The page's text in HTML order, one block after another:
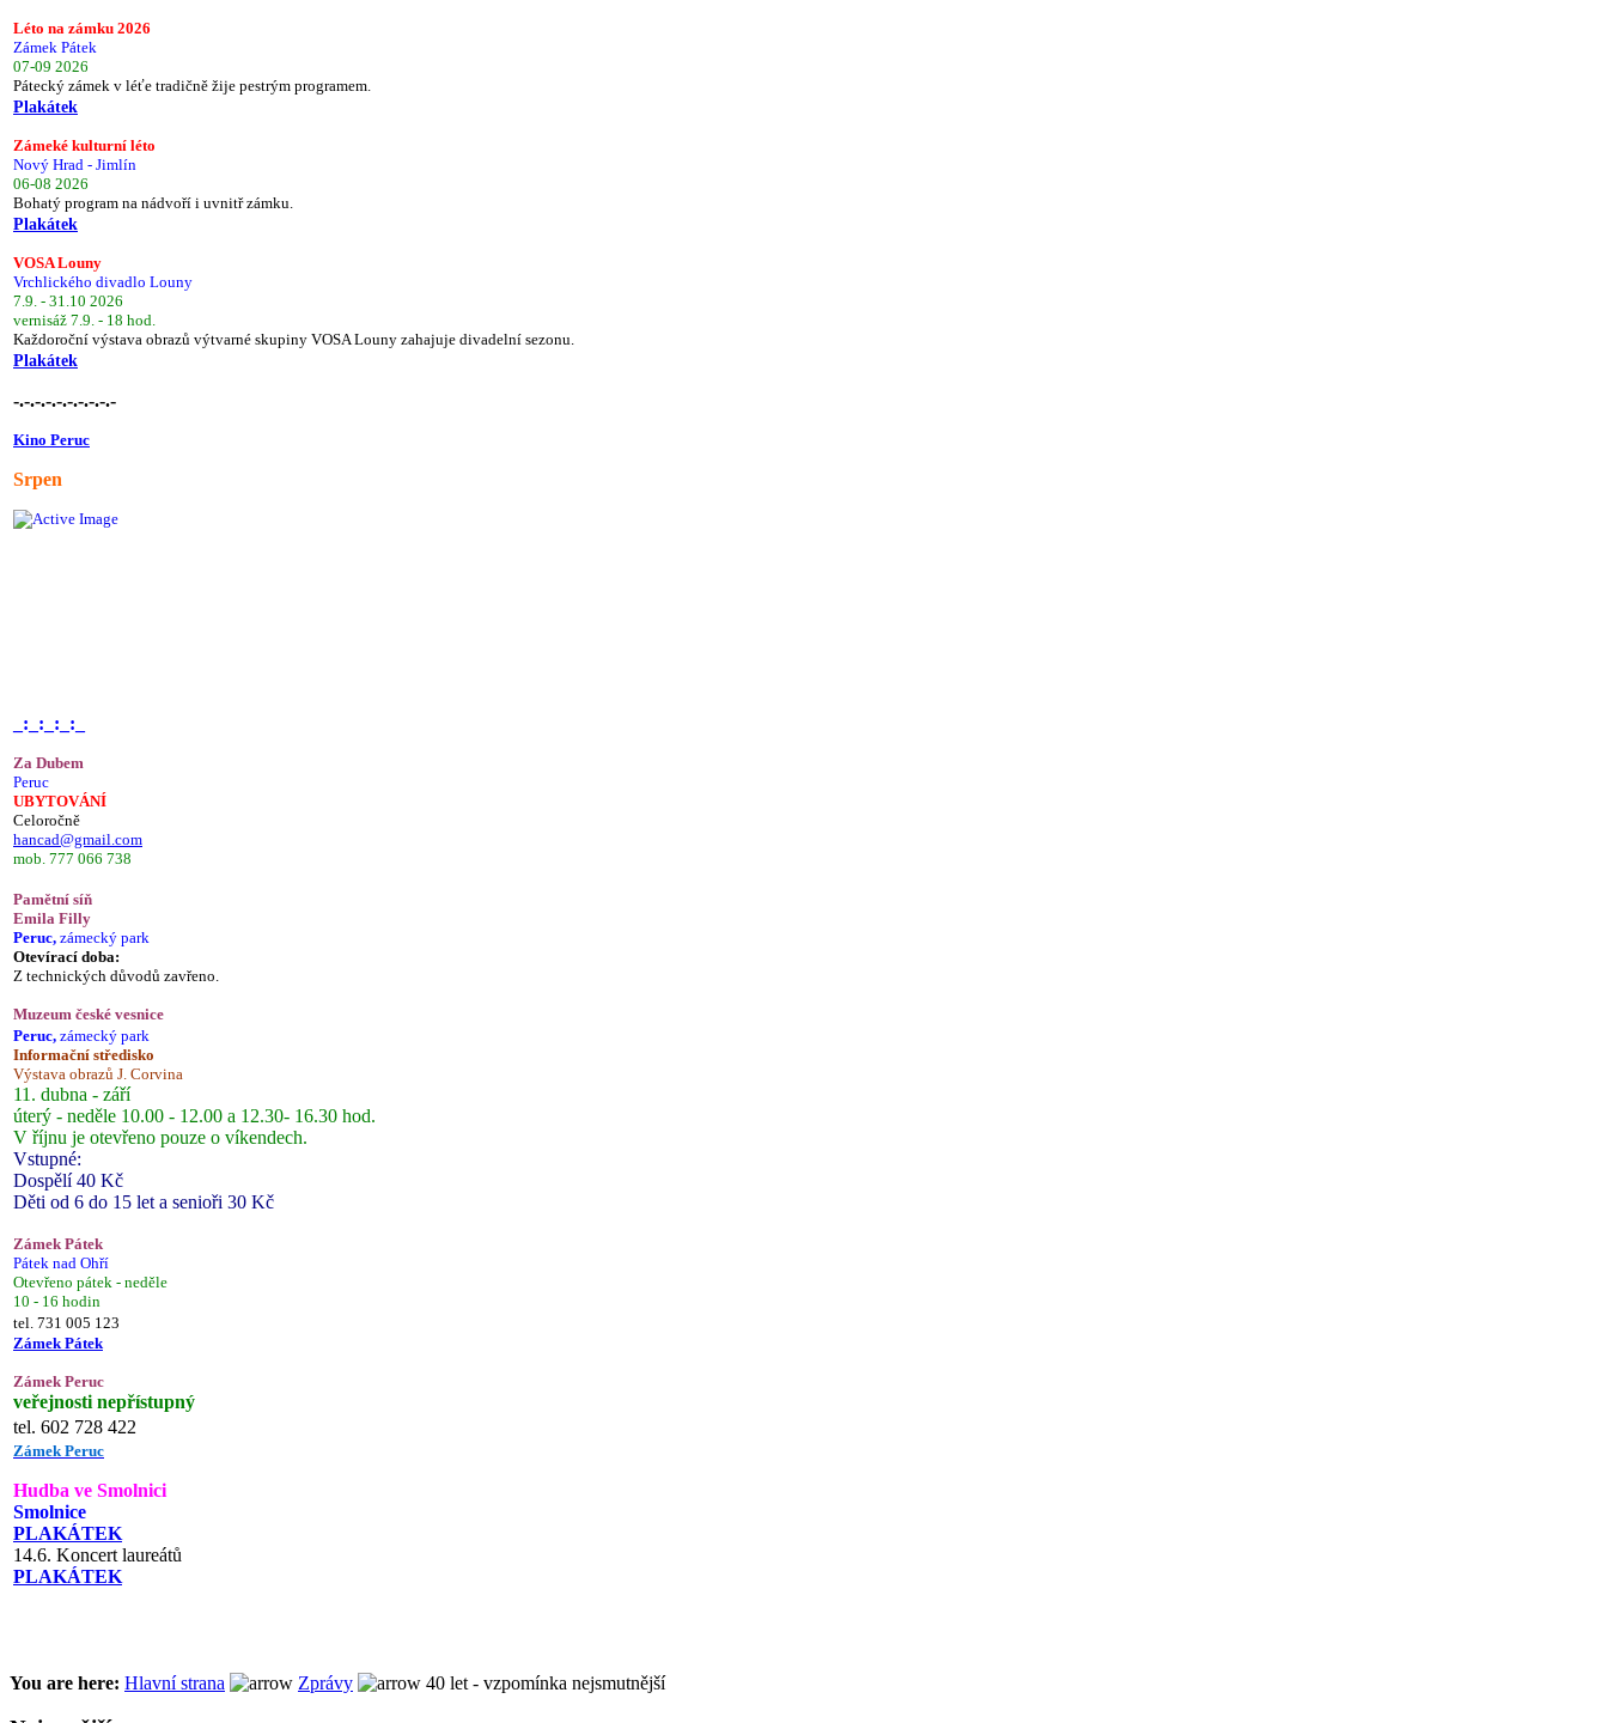
Léto na zámku 2026
Zámek Pátek
07-09 2026
Pátecký zámek v léťe tradičně žije pestrým programem.
Plakátek
Zámeké kulturní léto
Nový Hrad - Jimlín
06-08 2026
Bohatý program na nádvoří i uvnitř zámku.
Plakátek
VOSA Louny
Vrchlického divadlo Louny
7.9. - 31.10 2026
vernisáž 7.9. - 18 hod.
Každoroční výstava obrazů výtvarné skupiny VOSA Louny zahajuje divadelní sezonu.
Plakátek
-.-.-.-.-.-.-.-.-.-
Kino Peruc
Srpen
_:_:_:_:_
Za Dubem
Peruc
UBYTOVÁNÍ
Celoročně
hancad@gmail.com
mob. 777 066 738
Pamětní síň
Emila Filly
Peruc, zámecký park
Otevírací doba:
Z technických důvodů zavřeno.
Muzeum české vesnice
Peruc, zámecký park
Informační středisko
Výstava obrazů J. Corvina
11. dubna - září
úterý - neděle 10.00 - 12.00 a 12.30- 16.30 hod.
V říjnu je otevřeno pouze o víkendech.
Vstupné:
Dospělí 40 Kč
Děti od 6 do 15 let a senioři 30 Kč
Zámek Pátek
Pátek nad Ohří
Otevřeno pátek - neděle
10 - 16 hodin
tel. 731 005 123
Zámek Pátek
Zámek Peruc
veřejnosti nepřístupný
tel. 602 728 422
Zámek Peruc
Hudba ve Smolnici
Smolnice
PLAKÁTEK
14.6. Koncert laureátů
PLAKÁTEK
You are here: Hlavní strana Zprávy 40 let - vzpomínka nejsmutnější